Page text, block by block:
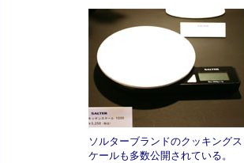
ソルターブランドのクッキングス
ケールも多数公開されている。